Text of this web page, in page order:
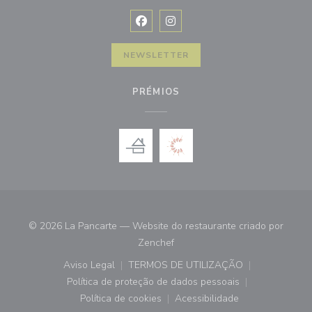
Facebook ((abre numa nova janela))
Instagram ((abre numa nova
NEWSLETTER
PRÉMIOS
© 2026 La Pancarte — Website do restaurante criado por
Zenchef((abre numa nova janela))
Aviso Legal
((abre numa nova janela))
TERMOS DE UTILIZAÇÃO
((abre numa nova janela))
Política de proteção de dados pessoais
((abre numa nova janela))
Política de cookies
((abre numa nova janela))
Acessibilidade
((abre numa nova